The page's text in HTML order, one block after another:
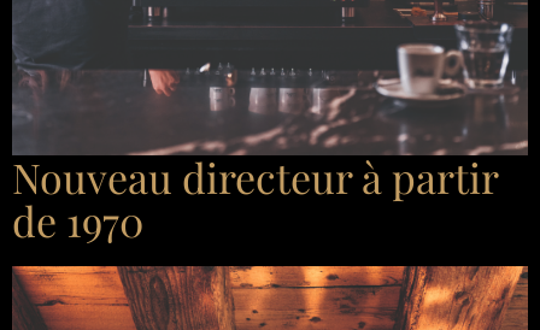
Nouveau directeur à partir
de 1970